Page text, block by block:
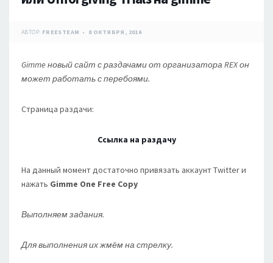
АВТОР: FREESTEAM 8 ОКТЯБРЯ, 2016
Gimme новый сайт с раздачами от организатора REX он
может работать с перебоями.
Страница раздачи:
Ссылка на раздачу
На данный момент достаточно привязать аккаунт Twitter и
нажать Gimme One Free Copy
Выполняем задания.
Для выполнения их жмём на стрелку.